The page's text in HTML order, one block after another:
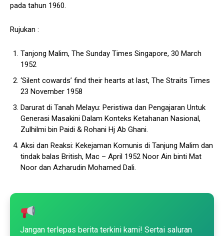
pada tahun 1960.
Rujukan :
Tanjong Malim, The Sunday Times Singapore, 30 March
1952
‘Silent cowards’ find their hearts at last, The Straits Times
23 November 1958
Darurat di Tanah Melayu: Peristiwa dan Pengajaran Untuk
Generasi Masakini Dalam Konteks Ketahanan Nasional,
Zulhilmi bin Paidi & Rohani Hj Ab Ghani.
Aksi dan Reaksi: Kekejaman Komunis di Tanjung Malim dan
tindak balas British, Mac – April 1952 Noor Ain binti Mat
Noor dan Azharudin Mohamed Dali.
Jangan terlepas berita terkini kami! Sertai saluran